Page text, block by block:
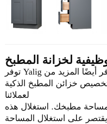
لخزانة المطبخ
توفر Yalig خزائن مطبخ عالية الجودة وتوفر أيضًا المزيد من
خزائن المطبخ الذكية
لعملائنا
مطبخك. استغلال هذه
يقتصر على استغلال المساحة